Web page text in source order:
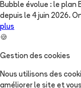
Bubble évolue : le plan
depuis le 4 juin 2026.
plus
🍪
Gestion des cookies
Nous utilisons des
améliorer le site et